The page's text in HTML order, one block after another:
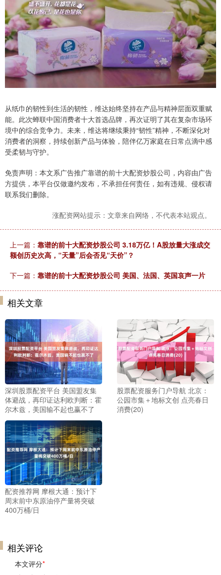
从纸巾的韧性到生活的韧性，维达始终坚持在产品与精神层面双重赋
能。此次蝉联中国消费者十大首选品牌，再次证明了其在复杂市场环
境中的综合竞争力。未来，维达将继续秉持“韧性”精神，不断深化对
消费者的洞察，持续创新产品与体验，陪伴亿万家庭在日常点滴中感
受柔韧与守护。
免责声明：本文系广告推广靠谱的前十大配资炒股公司，内容由广告
方提供，本平台仅做邀约发布，不承担任何责任，如有违规、侵权请
联系我们删除。
涨配资网站提示：文章来自网络，不代表本站观点。
上一篇： 靠谱的前十大配资炒股公司 3.18万亿！A股放量大涨成交
额创历史次高，“天量”后会否见“天价”？
下一篇： 靠谱的前十大配资炒股公司 美国、法国、英国哀声一片
相关文章
深圳股票配资平台 美国盟友集
体避战，再印证达利欧判断：霍
尔木兹，美国输不起也赢不了
股票配资服务门户导航 北京：
公园市集＋地标文创 点亮春日
消费(20)
配资推荐网 摩根大通：预计下
周末前中东原油停产量将突破
400万桶/日
相关评论
本文评分*